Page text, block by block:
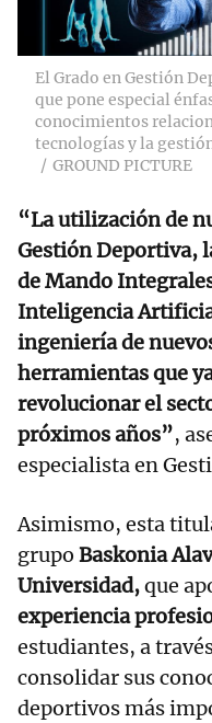
El Grado en Gestión
que pone especial
conocimientos
tecnologías y la
GROUND PICTURE
“La utilización de
Gestión Deportiva,
de Mando
Inteligencia
ingeniería de
herramientas que
revolucionar el
próximos años”,
especialista en
Asimismo, esta
grupo Baskonia
Universidad,que
experiencia
estudiantes, a
consolidar sus
deportivos más